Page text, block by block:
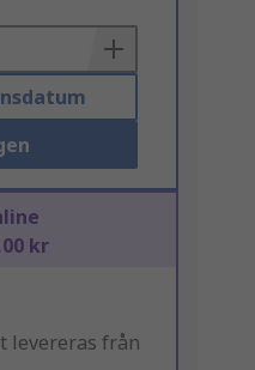
kr
levereras från